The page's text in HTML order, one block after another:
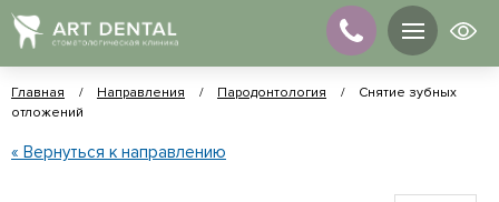
Главная / Направления / Пародонтология /
Снятие зубных
отложений
« Вернуться к направлению